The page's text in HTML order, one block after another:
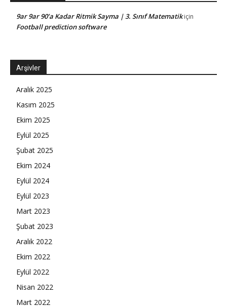
9ar 9ar 90’a Kadar Ritmik Sayma | 3. Sınıf Matematikiçin
Football prediction software
Arşivler
Aralık 2025
Kasım 2025
Ekim 2025
Eylül 2025
Şubat 2025
Ekim 2024
Eylül 2024
Eylül 2023
Mart 2023
Şubat 2023
Aralık 2022
Ekim 2022
Eylül 2022
Nisan 2022
Mart 2022